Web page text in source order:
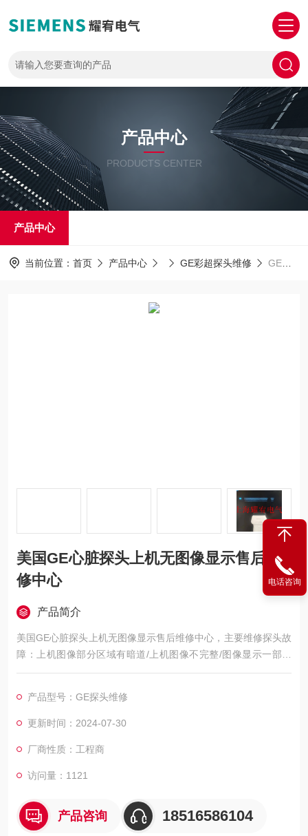
产品中心
PRODUCTS CENTER
产品中心
当前位置： 首页 产品中心 GE彩超探头维修 GE探头维修美国GE心脏探头上机无图像显示售后维修中心
美国GE心脏探头上机无图像显示售后维
修中心
产品简介
美国GE心脏探头上机无图像显示售后维修中心，主要维修探头故
障：上机图像部分区域有暗道/上机图像不完整/图像显示一部分
图像有黑影 图像不良，如：暗道、黑影、黑屏、重影、缺失、模
部探头维修，如：声透镜破损脱落/起泡、外壳爆裂、线套破损、
电缆线断、油囊***、漏油，等；功能不良，如：二维转三维电机
产品型号：GE探头维修
更新时间：2024-07-30
厂商性质：工程商
访问量：1121
产品咨询 18516586104
电话咨询